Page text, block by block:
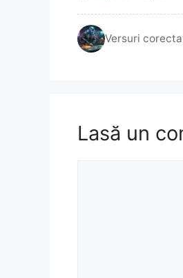
Versuri
Lasă un